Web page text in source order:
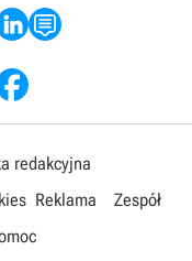
redakcyjna
Reklama
Zespół